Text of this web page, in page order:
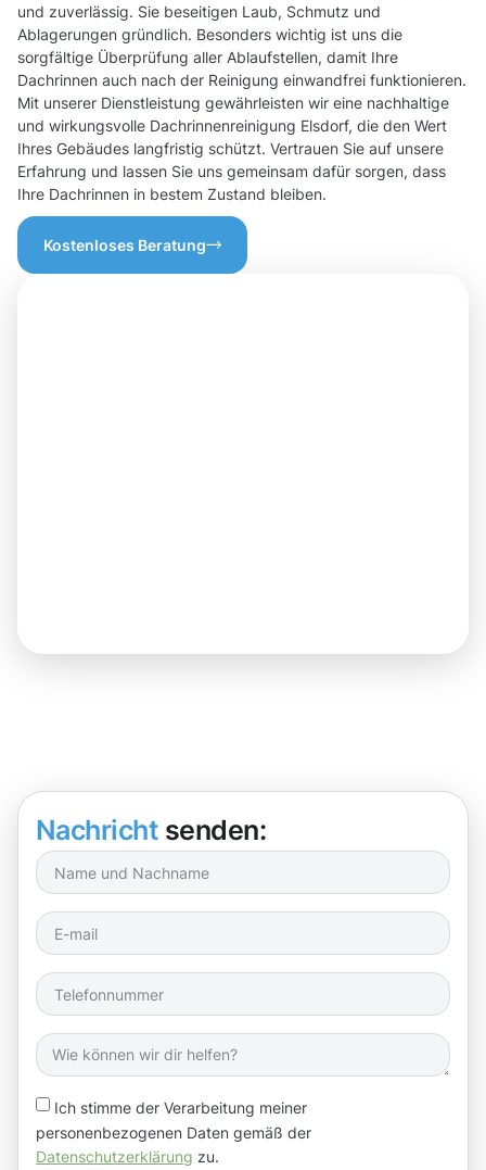
und zuverlässig. Sie beseitigen Laub, Schmutz und
Ablagerungen gründlich. Besonders wichtig ist uns die
sorgfältige Überprüfung aller Ablaufstellen, damit Ihre
Dachrinnen auch nach der Reinigung einwandfrei funktionieren.
Mit unserer Dienstleistung gewährleisten wir eine nachhaltige
und wirkungsvolle Dachrinnenreinigung Elsdorf, die den Wert
Ihres Gebäudes langfristig schützt. Vertrauen Sie auf unsere
Erfahrung und lassen Sie uns gemeinsam dafür sorgen, dass
Ihre Dachrinnen in bestem Zustand bleiben.
Kostenloses Beratung
Nachricht senden:
Ich stimme der Verarbeitung meiner
personenbezogenen Daten gemäß der
Datenschutzerklärung zu.